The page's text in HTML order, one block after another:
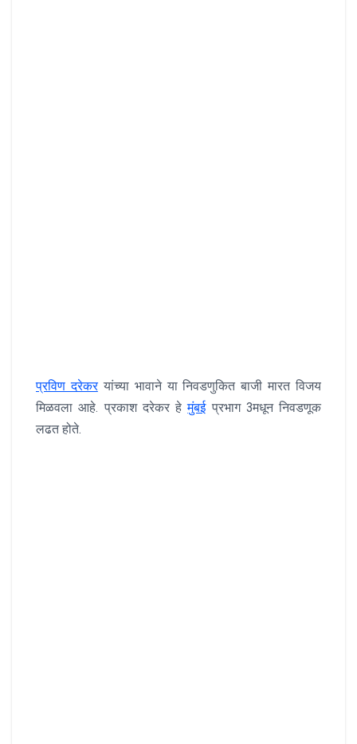
प्रविण दरेकरयांच्या भावाने या निवडणुकित बाजी मारत विजय
मिळवला आहे. प्रकाश दरेकर हेमुंबईप्रभाग 3मधून निवडणूक
लढत होते.